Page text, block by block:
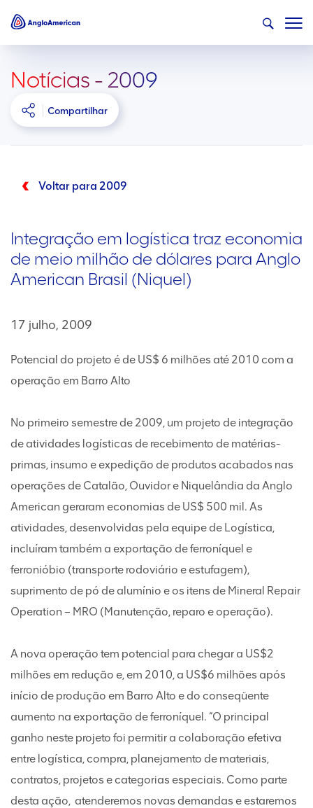
Notícias - 2009
Compartilhar
Voltar para 2009
Integração em logística traz economia
de meio milhão de dólares para Anglo
American Brasil (Niquel)
17 julho, 2009
Potencial do projeto é de US$ 6 milhões até 2010 com a
operação em Barro Alto
No primeiro semestre de 2009, um projeto de integração
de atividades logísticas de recebimento de matérias-
primas, insumo e expedição de produtos acabados nas
operações de Catalão, Ouvidor e Niquelândia da Anglo
American geraram economias de US$ 500 mil. As
atividades, desenvolvidas pela equipe de Logística,
incluíram também a exportação de ferroníquel e
ferronióbio (transporte rodoviário e estufagem),
suprimento de pó de alumínio e os itens de Mineral Repair
Operation – MRO (Manutenção, reparo e operação).
A nova operação tem potencial para chegar a US$2
milhões em redução e, em 2010, a US$6 milhões após
início de produção em Barro Alto e do conseqüente
aumento na exportação de ferroníquel. “O principal
ganho neste projeto foi permitir a colaboração efetiva
entre logística, compra, planejamento de materiais,
contratos, projetos e categorias especiais. Como parte
desta ação, atenderemos novas demandas e estaremos